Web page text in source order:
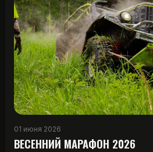
01 июня 2026
ВЕСЕННИЙ МАРАФОН 2026